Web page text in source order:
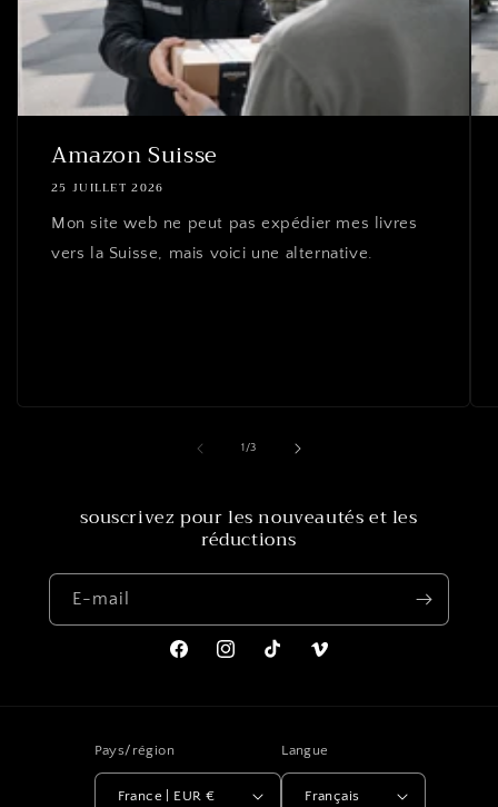
Amazon Suisse
25 JUILLET 2026
Mon site web ne peut pas expédier mes livres
vers la Suisse, mais voici une alternative.
1/de
3
souscrivez pour les nouveautés et les
réductions
E-mail
FacebookInstagramTikTok Vimeo
Pays/région
France | EUR €
Langue
Français